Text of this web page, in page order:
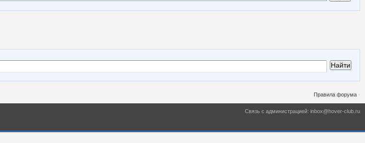
Правила форума ·
Связь с администрацией: inbox@hover-club.ru